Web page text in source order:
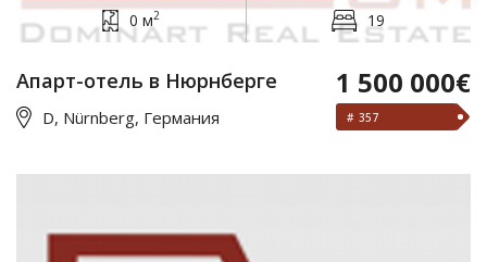
0 м2 19
Апарт-отель в Нюрнберге
D, Nürnberg, Германия
1 500 000€
# 357